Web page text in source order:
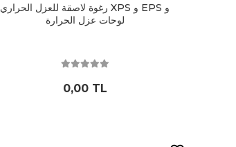
رغوة لاصقة للعزل الحراري XPS و EPS و
لوحات عزل الحرارة
0,00 TL